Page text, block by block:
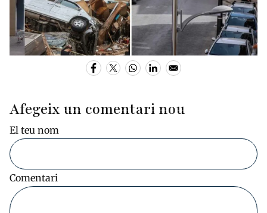
Afegeix un comentari nou
El teu nom
Comentari